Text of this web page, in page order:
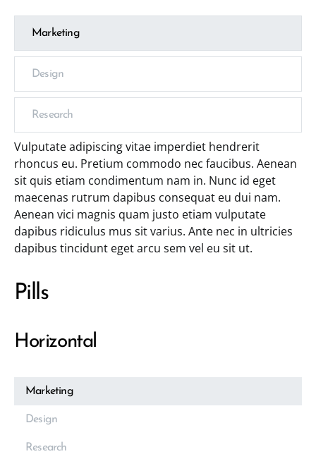
Marketing
Design
Research
Vulputate adipiscing vitae imperdiet hendrerit
rhoncus eu. Pretium commodo nec faucibus. Aenean
sit quis etiam condimentum nam in. Nunc id eget
maecenas rutrum dapibus consequat eu dui nam.
Aenean vici magnis quam justo etiam vulputate
dapibus ridiculus mus sit varius. Ante nec in ultricies
dapibus tincidunt eget arcu sem vel eu sit ut.
Pills
Horizontal
Marketing
Design
Research